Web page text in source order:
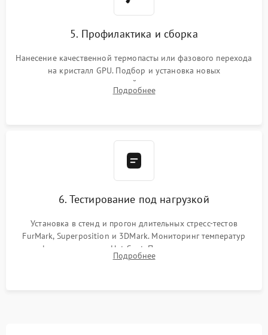
5. Профилактика и сборка
Нанесение качественной термопасты или фазового перехода
на кристалл GPU. Подбор и установка новых
термопрокладок правильной толщины на память и цепи
питания. Монтаж радиатора и бэкплейта, подключение и
Подробнее
6. Тестирование под нагрузкой
Установка в стенд и прогон длительных стресс-тестов
FurMark, Superposition и 3DMark. Мониторинг температур
графического чипа и Hot Spot. Проверка на отсутствие
артефактов изображения, вылетов драйвера и зависаний.
Подробнее